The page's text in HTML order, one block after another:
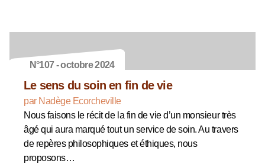
N°107 - octobre 2024
Le sens du soin en fin de vie
par Nadège Ecorcheville
Nous faisons le récit de la fin de vie d’un monsieur très
âgé qui aura marqué tout un service de soin. Au travers
de repères philosophiques et éthiques, nous
proposons…